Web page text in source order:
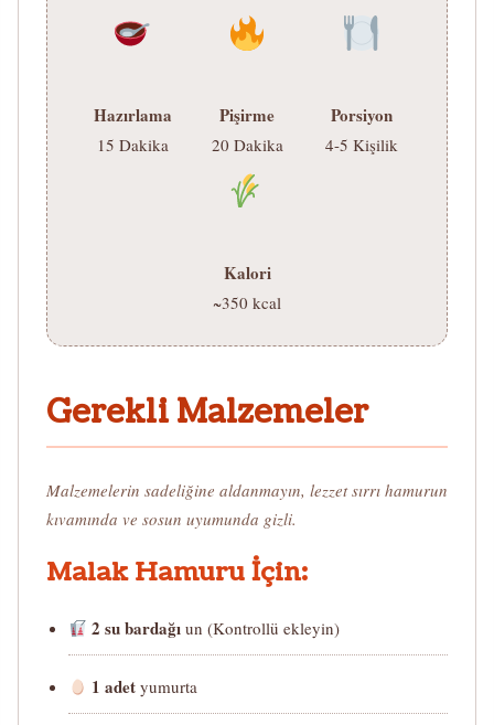
Hazırlama
15 Dakika
Pişirme
20 Dakika
Porsiyon
4-5 Kişilik
Kalori
~350 kcal
Gerekli Malzemeler
Malzemelerin sadeliğine aldanmayın, lezzet sırrı hamurun
kıvamında ve sosun uyumunda gizli.
Malak Hamuru İçin:
2 su bardağı un (Kontrollü ekleyin)
1 adet yumurta